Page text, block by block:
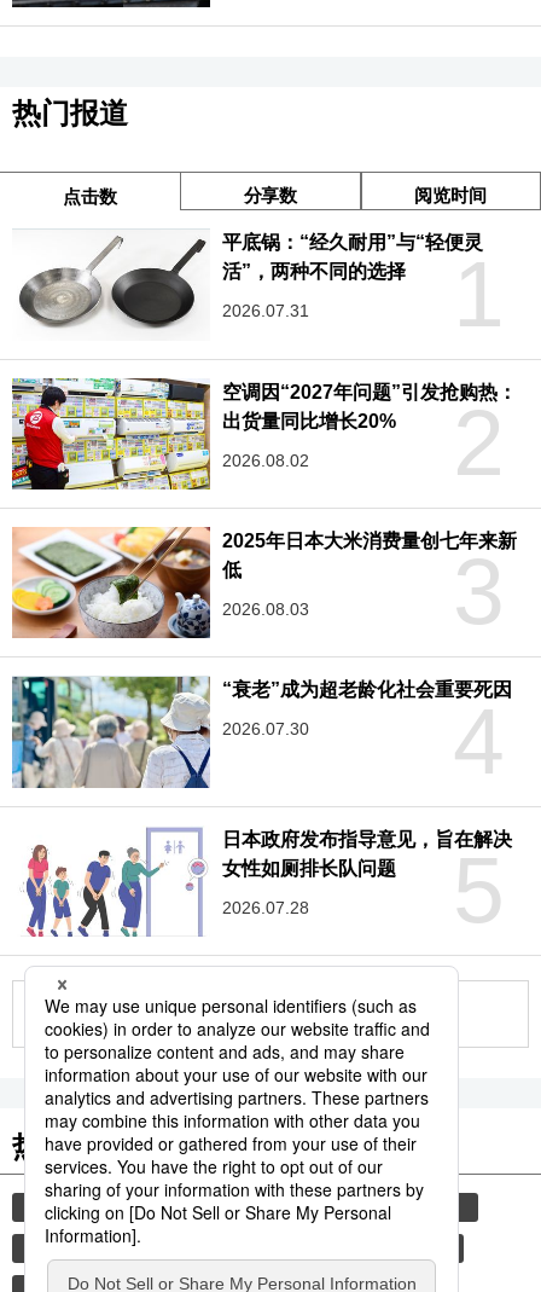
热门报道
点击数 分享数 阅览时间
1
平底锅：“经久耐用”与“轻便灵
活”，两种不同的选择
2026.07.31
2
空调因“2027年问题”引发抢购热：
出货量同比增长20%
2026.08.02
3
2025年日本大米消费量创七年来新
低
2026.08.03
4
“衰老”成为超老龄化社会重要死因
2026.07.30
5
日本政府发布指导意见，旨在解决
女性如厕排长队问题
2026.07.28
更多
热门关键词
美国 动物 星野道夫 照片
日本 自然与环境